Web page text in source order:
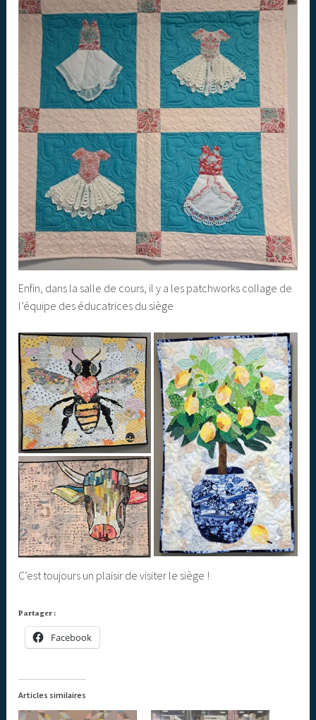
Enfin, dans la salle de cours, il y a les patchworks collage de
l’équipe des éducatrices du siège
C’est toujours un plaisir de visiter le siège !
Partager :
Facebook
Articles similaires